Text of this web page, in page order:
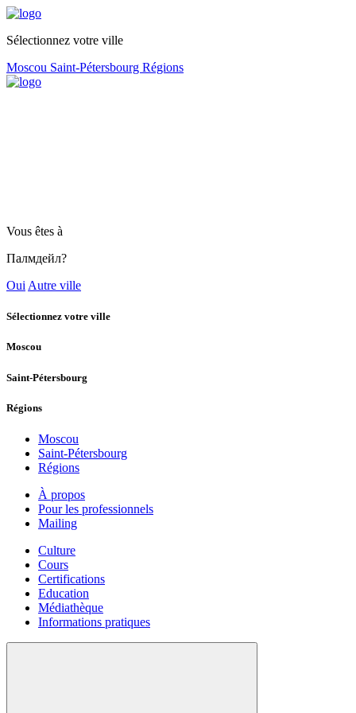
Sélectionnez votre ville
Moscou Saint-Pétersbourg Régions
Vous êtes à
Палмдейл?
Oui Autre ville
Sélectionnez votre ville
Moscou
Saint-Pétersbourg
Régions
Moscou
Saint-Pétersbourg
Régions
À propos
Pour les professionnels
Mailing
Culture
Cours
Certifications
Education
Médiathèque
Informations pratiques